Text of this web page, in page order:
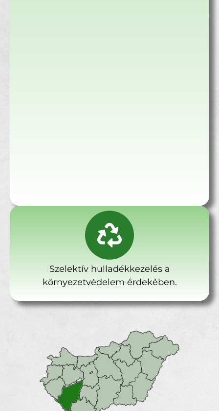
Szelektív hulladékkezelés a
környezetvédelem érdekében.